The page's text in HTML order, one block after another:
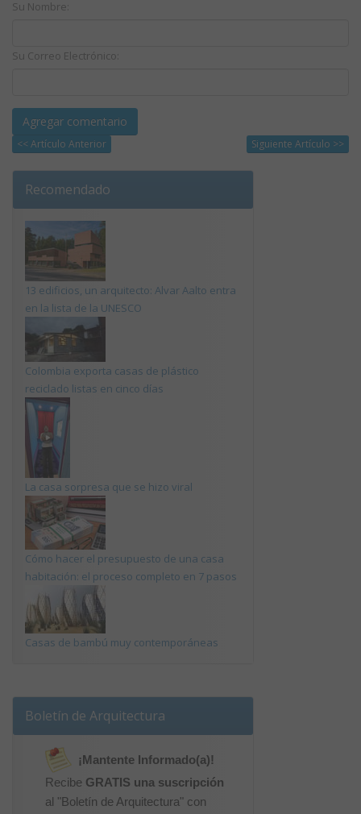
Su Nombre:
Su Correo Electrónico:
<< Artículo Anterior Siguiente Artículo >>
Recomendado
13 edificios, un arquitecto: Alvar Aalto entra
en la lista de la UNESCO
Colombia exporta casas de plástico
reciclado listas en cinco días
La casa sorpresa que se hizo viral
Cómo hacer el presupuesto de una casa
habitación: el proceso completo en 7 pasos
Casas de bambú muy contemporáneas
Boletín de Arquitectura
¡Mantente Informado(a)!
Recibe GRATIS una suscripción
al "Boletín de Arquitectura" con